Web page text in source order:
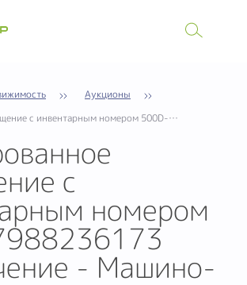
Аукционы
Изолированное помещение с инвентарным номером 500D-7988236173 (назначение - Машино-место; наименование - Машино-место), площадью 13,0 кв.м, расположенное по адресу: г. Минск, ул. Гастелло, 8-273
с
номером
- Машино-